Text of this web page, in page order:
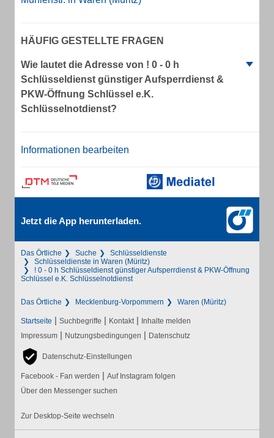
HÄUFIG GESTELLTE FRAGEN
Wie lautet die Adresse von ! 0 - 0 h
Schlüsseldienst günstiger Aufsperrdienst &
PKW-Öffnung Schlüssel e.K.
Schlüsselnotdienst?
Informationen bearbeiten
Jetzt die App herunterladen.
Das Örtliche Suche
Schlüsseldienste
Schlüsseldienste in Waren (Müritz)
! 0 - 0 h Schlüsseldienst günstiger Aufsperrdienst & PKW-Öffnung
Schlüssel e.K. Schlüsselnotdienst
Das Örtliche Mecklenburg-Vorpommern Waren (Müritz)
Startseite | Suchbegriffe | Kontakt | Inhalte melden
Impressum | Nutzungsbedingungen | Datenschutz
Datenschutz-Einstellungen
Facebook - Fan werden | Auf Instagram folgen
Über den Messenger suchen
Zur Desktop-Seite wechseln